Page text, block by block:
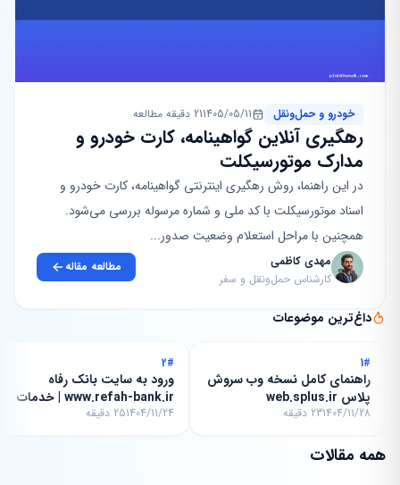
خودرو و حمل‌ونقل 1405/05/1121 دقیقه مطالعه
رهگیری آنلاین گواهینامه، کارت خودرو و
مدارک موتورسیکلت
در این راهنما، روش رهگیری اینترنتی گواهینامه، کارت خودرو و
اسناد موتورسیکلت با کد ملی و شماره مرسوله بررسی می‌شود.
همچنین با مراحل استعلام وضعیت صدور...
مهدی کاظمی
کارشناس حمل‌ونقل و سفر
مطالعه مقاله
داغ‌ترین موضوعات
1#
راهنمای کامل نسخه وب سروش
پلاس web.splus.ir
1404/11/2823 دقیقه
2#
ورود به سایت بانک رفاه
www.refah-bank.ir | خدمات
غیرحضوری
1404/11/2425 دقیقه
همه مقالات